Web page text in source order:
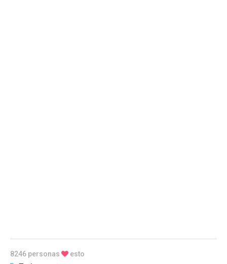
8246 personas esto